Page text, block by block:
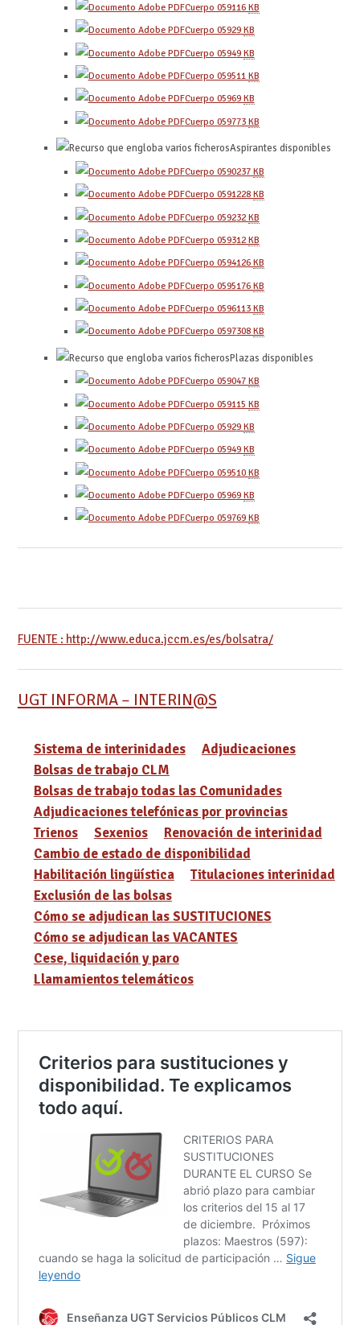
Cuerpo 059116 KB
Cuerpo 05929 KB
Cuerpo 05949 KB
Cuerpo 059511 KB
Cuerpo 05969 KB
Cuerpo 059773 KB
Aspirantes disponibles
Cuerpo 0590237 KB
Cuerpo 0591228 KB
Cuerpo 059232 KB
Cuerpo 059312 KB
Cuerpo 0594126 KB
Cuerpo 0595176 KB
Cuerpo 0596113 KB
Cuerpo 0597308 KB
Plazas disponibles
Cuerpo 059047 KB
Cuerpo 0591 15 KB
Cuerpo 05929 KB
Cuerpo 05949 KB
Cuerpo 059510 KB
Cuerpo 05969 KB
Cuerpo 059769 KB
FUENTE : http://www.educa.jccm.es/es/bolsatra/
UGT INFORMA – INTERIN@S
Sistema de interinidades
Adjudicaciones
Bolsas de trabajo CLM
Bolsas de trabajo todas las Comunidades
Adjudicaciones telefónicas por provincias
Trienos
Sexenios
Renovación de interinidad
Cambio de estado de disponibilidad
Habilitación lingüística
Titulaciones interinidad
Exclusión de las bolsas
Cómo se adjudican las SUSTITUCIONES
Cómo se adjudican las VACANTES
Cese, liquidación y paro
Llamamientos telemáticos